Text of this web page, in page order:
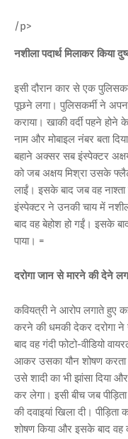
/p>
नशीला पदार्थ मिलाकर किया
इसी दौरान कार से एक
पूछने लगा। पुलिसकर्मी ने
कराया। खाकी वर्दी पहने
नाम और मोबाइल नंबर बता
बहाने अक्सर सब इंस्पेक्टर
को जब अक्षय मिश्रा उसके
लाईं। इसके बाद जब वह
इंस्पेक्टर ने उनकी चाय में
बाद वह बेहोश हो गईं। इसके
पाया। =
दरोगा जान से मारने की देने
कवियत्री ने आरोप लगाते हुए
करने की धमकी देकर दरोगा ने
बाद वह गंदी फोटो-वीडियो
आकर उसका यौन शोषण करता
उसे शादी का भी झांसा दिया
कर लेगा। इसी बीच जब
की दवाइयां खिला दी।
शोषण किया और इसके बाद वह